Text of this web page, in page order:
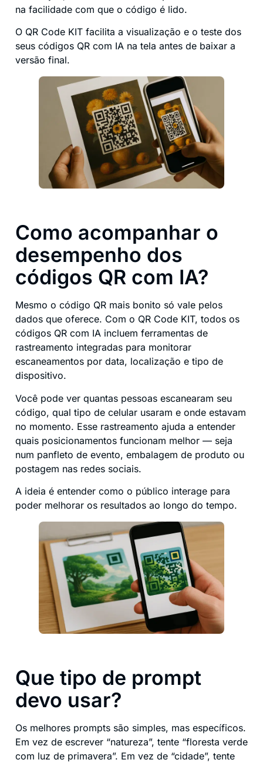
na facilidade com que o código é lido.
O QR Code KIT facilita a visualização e o teste dos
seus códigos QR com IA na tela antes de baixar a
versão final.
Como acompanhar o
desempenho dos
códigos QR com IA?
Mesmo o código QR mais bonito só vale pelos
dados que oferece. Com o QR Code KIT, todos os
códigos QR com IA incluem ferramentas de
rastreamento integradas para monitorar
escaneamentos por data, localização e tipo de
dispositivo.
Você pode ver quantas pessoas escanearam seu
código, qual tipo de celular usaram e onde estavam
no momento. Esse rastreamento ajuda a entender
quais posicionamentos funcionam melhor — seja
num panfleto de evento, embalagem de produto ou
postagem nas redes sociais.
A ideia é entender como o público interage para
poder melhorar os resultados ao longo do tempo.
Que tipo de prompt
devo usar?
Os melhores prompts são simples, mas específicos.
Em vez de escrever “natureza”, tente “floresta verde
com luz de primavera”. Em vez de “cidade”, tente